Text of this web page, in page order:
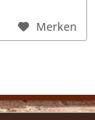
Merken